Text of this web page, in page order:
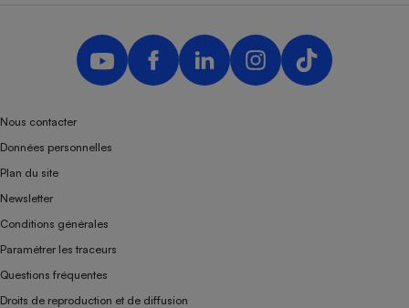
Nous contacter
Données personnelles
Plan du site
Newsletter
Conditions générales
Paramétrer les traceurs
Questions fréquentes
Droits de reproduction et de diffusion